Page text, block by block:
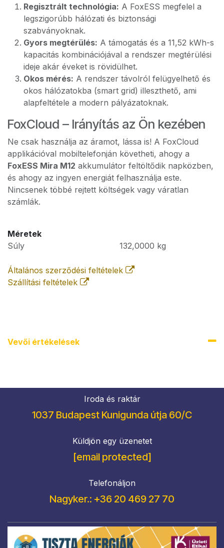
Regisztrált technológia: A FoxESS megfelel a
legszigorúbb hálózati és biztonsági
szabványoknak.
Gyors megtérülés: A támogatás és a 11,52 kWh-s
kapacitás kombinációjával a rendszer megtérülési
ideje akár éveket is rövidülhet.
Okos mérés: A rendszer távolról felügyelhető és
okos hálózatokba (smart grid) illeszthető, ami
alapfeltétele a modern pályázatoknak.
FoxCloud – Irányítás az Ön kezében
Ne csak használja az áramot, lássa is! A FoxCloud
applikációval mobiltelefonján követheti, ahogy a
FoxESS Mira M12 akkumulátor feltöltődik napközben,
és ahogy az ingyen energiát felhasználja este.
Nincsenek többé rejtett költségek vagy váratlan
számlák.
Méretek
Súly
132,0000 kg
Általános szerződési feltételek
Szállítási feltételek
Vevői értékel​ések
Iroda és raktár
1037 Budapest Kunigunda útja 60/C
Küldjön egy üzenetet
[email protected]
Telefonáljon
Nagyker.: +36 20 469 27 70